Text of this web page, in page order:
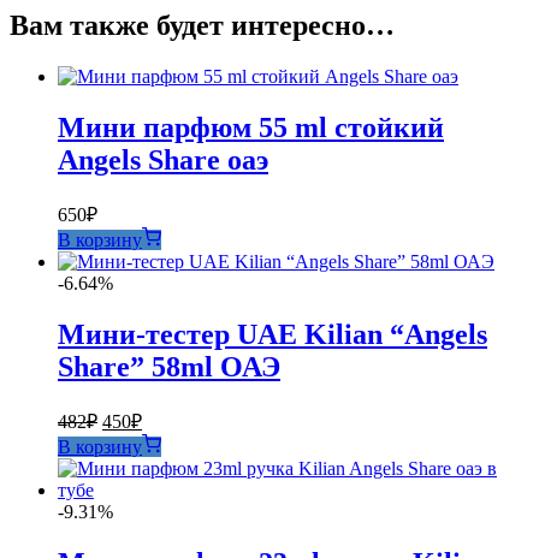
Вам также будет интересно…
Мини парфюм 55 ml стойкий
Angels Share оаэ
650₽
В корзину
-6.64%
Мини-тестер UAE Kilian “Angels
Share” 58ml ОАЭ
482₽ Первоначальная
цена
составляла
450₽Текущая
цена:
450₽.
В корзину
-9.31%